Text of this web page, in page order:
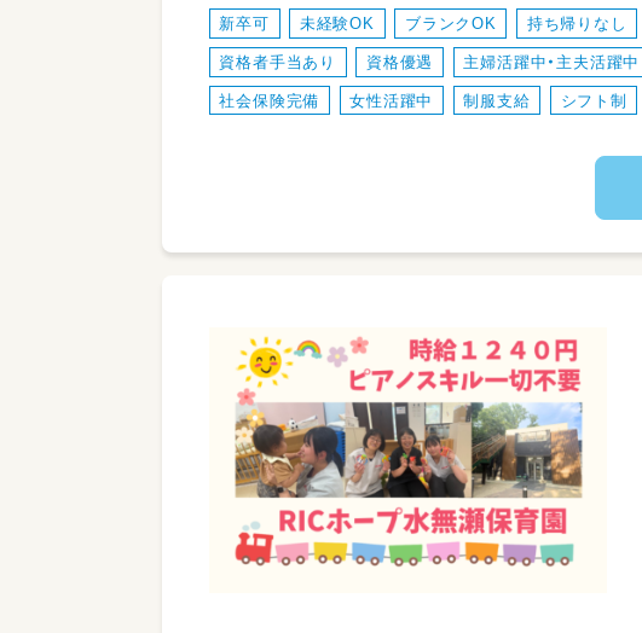
新卒可 未経験OK ブランクOK 持ち帰りなし
資格者手当あり 資格優遇 主婦活躍中・主夫活躍中
社会保険完備 女性活躍中 制服支給 シフト制